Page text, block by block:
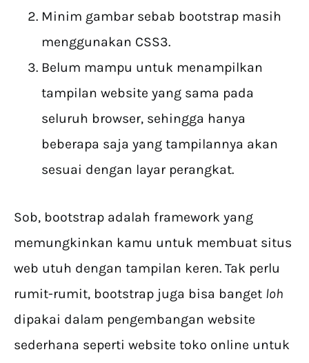
Minim gambar sebab bootstrap masih
menggunakan CSS3.
Belum mampu untuk menampilkan
tampilan website yang sama pada
seluruh browser, sehingga hanya
beberapa saja yang tampilannya akan
sesuai dengan layar perangkat.
Sob, bootstrap adalah framework yang
memungkinkan kamu untuk membuat situs
web utuh dengan tampilan keren. Tak perlu
rumit-rumit, bootstrap juga bisa banget loh
dipakai dalam pengembangan website
sederhana seperti website toko online untuk